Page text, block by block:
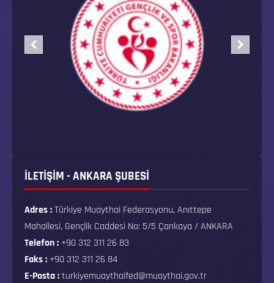
İLETİŞİM - ANKARA ŞUBESİ
Adres :Türkiye Muaythai Federasyonu, Anıttepe
Mahallesi, Gençlik Caddesi No: 5/5 Çankaya / ANKARA
Telefon : +90 312 311 26 83
Faks : +90 312 311 26 84
E-Posta :turkiyemuaythaifed@muaythai.gov.tr